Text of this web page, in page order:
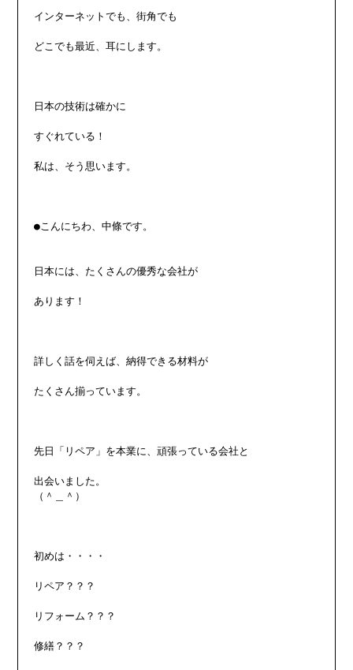
インターネットでも、街角でも
どこでも最近、耳にします。
日本の技術は確かに
すぐれている！
私は、そう思います。
●こんにちわ、中條です。
日本には、たくさんの優秀な会社が
あります！
詳しく話を伺えば、納得できる材料が
たくさん揃っています。
先日「リペア」を本業に、頑張っている会社と
出会いました。
（＾＿＾）
初めは・・・・
リペア？？？
リフォーム？？？
修繕？？？